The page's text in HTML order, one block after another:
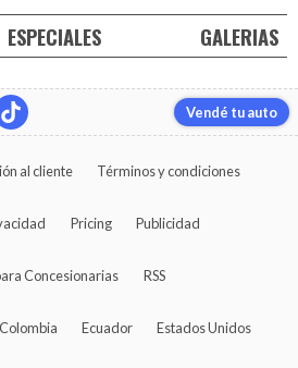
ESPECIALES GALERIAS
Vendé tu auto
al cliente Términos y condiciones
Pricing Publicidad
Concesionarias RSS
Colombia Ecuador Estados Unidos